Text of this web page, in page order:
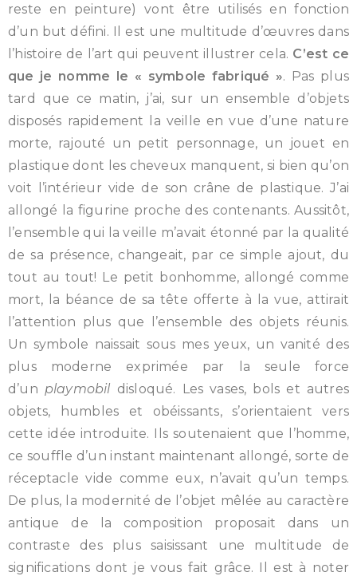
reste en peinture) vont être utilisés en fonction
d’un but défini. Il est une multitude d’œuvres dans
l’histoire de l’art qui peuvent illustrer cela. C’est ce
que je nomme le « symbole fabriqué ». Pas plus
tard que ce matin, j’ai, sur un ensemble d’objets
disposés rapidement la veille en vue d’une nature
morte, rajouté un petit personnage, un jouet en
plastique dont les cheveux manquent, si bien qu’on
voit l’intérieur vide de son crâne de plastique. J’ai
allongé la figurine proche des contenants. Aussitôt,
l’ensemble qui la veille m’avait étonné par la qualité
de sa présence, changeait, par ce simple ajout, du
tout au tout! Le petit bonhomme, allongé comme
mort, la béance de sa tête offerte à la vue, attirait
l’attention plus que l’ensemble des objets réunis.
Un symbole naissait sous mes yeux, un vanité des
plus moderne exprimée par la seule force
d’un playmobil disloqué. Les vases, bols et autres
objets, humbles et obéissants, s’orientaient vers
cette idée introduite. Ils soutenaient que l’homme,
ce souffle d’un instant maintenant allongé, sorte de
réceptacle vide comme eux, n’avait qu’un temps.
De plus, la modernité de l’objet mêlée au caractère
antique de la composition proposait dans un
contraste des plus saisissant une multitude de
significations dont je vous fait grâce. Il est à noter